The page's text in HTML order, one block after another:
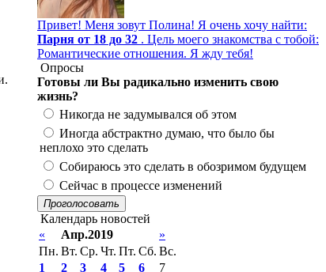
Привет! Меня зовут Полина! Я очень хочу найти:
Парня от 18 до 32 . Цель моего знакомства с тобой:
Романтические отношения. Я жду тебя!
Опросы
Готовы ли Вы радикально изменить свою
жизнь?
Никогда не задумывался об этом
Иногда абстрактно думаю, что было бы
неплохо это сделать
Собираюсь это сделать в обозримом будущем
Сейчас в процессе изменений
Проголосовать
Календарь новостей
«
Апр.2019
»
Пн. Вт. Ср. Чт. Пт. Сб. Вс.
1
2 3 4 5 6
7